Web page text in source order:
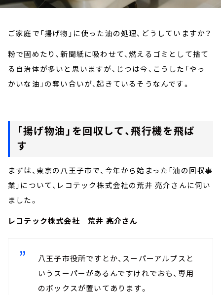
ご家庭で「揚げ物」に使った油の処理、どうしていますか？
粉で固めたり、新聞紙に吸わせて、燃えるゴミとして捨て
る自治体が多いと思いますが、じつは今、こうした「やっ
かいな油」の奪い合いが、起きているそうなんです。
「揚げ物油」を回収して、飛行機を飛ば
す
まずは、東京の八王子市で、今年から始まった「油の回収事
業」について、レコテック株式会社の荒井 亮介さんに伺い
ました。
レコテック株式会社 荒井 亮介さん
八王子市役所ですとか、スーパーアルプスと
いうスーパーがあるんですけれでおも、専用
のボックスが置いてあります。